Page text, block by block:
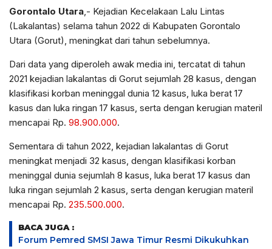
Gorontalo Utara,- Kejadian Kecelakaan Lalu Lintas
(Lakalantas) selama tahun 2022 di Kabupaten Gorontalo
Utara (Gorut), meningkat dari tahun sebelumnya.
Dari data yang diperoleh awak media ini, tercatat di tahun
2021 kejadian lakalantas di Gorut sejumlah 28 kasus, dengan
klasifikasi korban meninggal dunia 12 kasus, luka berat 17
kasus dan luka ringan 17 kasus, serta dengan kerugian materil
mencapai Rp. 98.900.000.
Sementara di tahun 2022, kejadian lakalantas di Gorut
meningkat menjadi 32 kasus, dengan klasifikasi korban
meninggal dunia sejumlah 8 kasus, luka berat 17 kasus dan
luka ringan sejumlah 2 kasus, serta dengan kerugian materil
mencapai Rp. 235.500.000.
BACA JUGA :
Forum Pemred SMSI Jawa Timur Resmi Dikukuhkan